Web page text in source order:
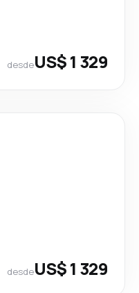
desdeUS$ 1 329
desdeUS$ 1 329